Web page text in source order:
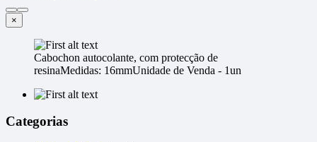
×
Cabochon autocolante, com protecção de
resinaMedidas: 16mmUnidade de Venda - 1un
Categorias